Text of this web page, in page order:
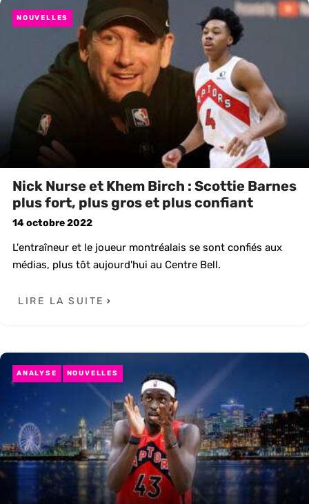
NOUVELLES
Nick Nurse et Khem Birch : Scottie Barnes
plus fort, plus gros et plus confiant
14 octobre 2022
L'entraîneur et le joueur montréalais se sont confiés aux
médias, plus tôt aujourd'hui au Centre Bell.
LIRE LA SUITE
ANALYSE NOUVELLES